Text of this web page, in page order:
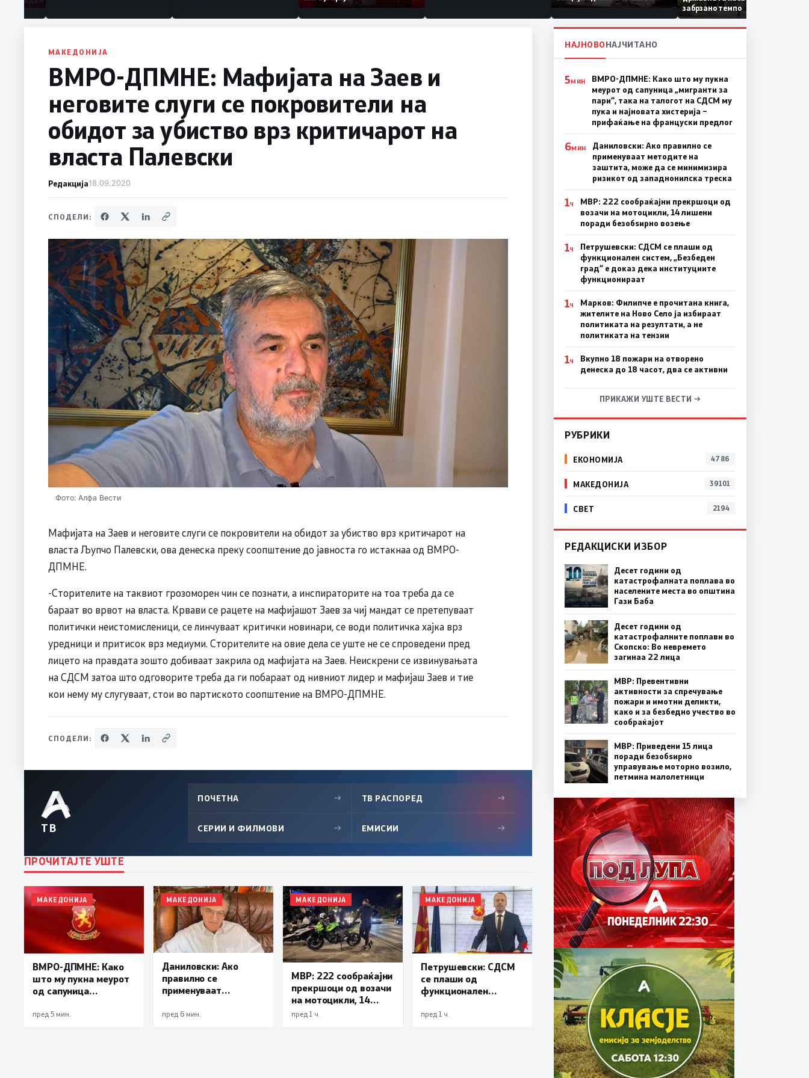
Коридор 8, Македонија
станува раскрсница на
Балканот
забрзано темпо
МАКЕДОНИЈА
ВМРО-ДПМНЕ: Мафијата на Заев и
неговите слуги се покровители на
обидот за убиство врз критичарот на
власта Палевски
Редакција18.09.2020
СПОДЕЛИ:
Фото: Алфа Вести
Мафијата на Заев и неговите слуги се покровители на обидот за убиство врз критичарот на
власта Љупчо Палевски, ова денеска преку соопштение до јавноста го истакнаа од ВМРО-
ДПМНЕ.
-Сторителите на таквиот грозоморен чин се познати, а инспираторите на тоа треба да се
бараат во врвот на власта. Крвави се рацете на мафијашот Заев за чиј мандат се претепуваат
политички неистомисленици, се линчуваат критички новинари, се води политичка хајка врз
уредници и притисок врз медиуми. Сторителите на овие дела се уште не се спроведени пред
лицето на правдата зошто добиваат закрила од мафијата на Заев. Неискрени се извинувањата
на СДСМ затоа што одговорите треба да ги побараат од нивниот лидер и мафијаш Заев и тие
кои нему му слугуваат, стои во партиското соопштение на ВМРО-ДПМНЕ.
СПОДЕЛИ:
ТВ
ПОЧЕТНА → ТВ РАСПОРЕД →
СЕРИИ И ФИЛМОВИ → ЕМИСИИ →
ПРОЧИТАЈТЕ УШТЕ
МАКЕДОНИЈА
ВМРО-ДПМНЕ: Како
што му пукна меурот
од сапуница
така на талогот на
пред 5 мин.
МАКЕДОНИЈА
Даниловски: Ако
правилно се
применуваат
може да се
пред 6 мин.
МАКЕДОНИЈА
МВР: 222 сообраќајни
прекршоци од возачи
на мотоцикли, 14
лишени поради
пред 1 ч.
МАКЕДОНИЈА
Петрушевски: СДСМ
се плаши од
функционален
град“ е доказ дека
пред 1 ч.
НАЈНОВОНАЈЧИТАНО
5МИН
ВМРО-ДПМНЕ: Како што му пукна
меурот од сапуница „мигранти за
пари“, така на талогот на СДСМ му
пука и најновата хистерија –
прифаќање на француски предлог
6МИН
Даниловски: Ако правилно се
применуваат методите на
заштита, може да се минимизира
ризикот од западнонилска треска
1Ч
МВР: 222 сообраќајни прекршоци од
возачи на мотоцикли, 14 лишени
поради безобѕирно возење
1Ч
Петрушевски: СДСМ се плаши од
функционален систем, „Безбеден
град“ е доказ дека институциите
функционираат
1Ч
Марков: Филипче е прочитана книга,
жителите на Ново Село ја избираат
политиката на резултати, а не
политиката на тензии
1Ч
Вкупно 18 пожари на отворено
денеска до 18 часот, два се активни
ПРИКАЖИ УШТЕ ВЕСТИ →
РУБРИКИ
ЕКОНОМИЈА 4786
МАКЕДОНИЈА 39101
СВЕТ 2194
РЕДАКЦИСКИ ИЗБОР
Десет години од
катастрофалната поплава во
населените места во општина
Гази Баба
Десет години од
катастрофалните поплави во
Скопско: Во невремето
загинаа 22 лица
МВР: Превентивни
активности за спречување
пожари и имотни деликти,
како и за безбедно учество во
сообраќајот
МВР: Приведени 15 лица
поради безобѕирно
управување моторно возило,
петмина малолетници